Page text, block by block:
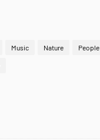
Music Nature People